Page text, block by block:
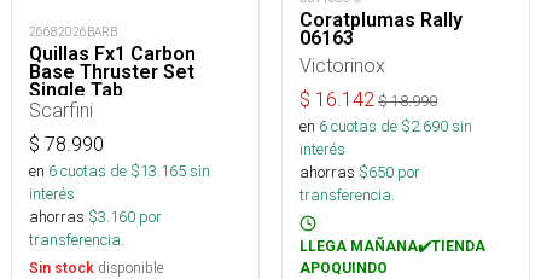
26682026BARB
Quillas Fx1 Carbon
Base Thruster Set
Single Tab
Scarfini
$ 78.990
en 6cuotas de $13.165sin
interés
ahorras $3.160 por
transferencia.
Sin stock disponible
Coratplumas Rally
06163
Victorinox
$ 16.142 $18.990
en 6cuotas de $2.690sin
interés
ahorras $650 por
transferencia.
LLEGA MAÑANA✔️TIENDA
APOQUINDO